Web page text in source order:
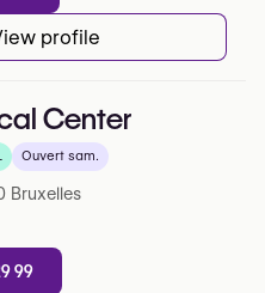
profile
Center
Google
Ouvert sam.
Bruxelles
99